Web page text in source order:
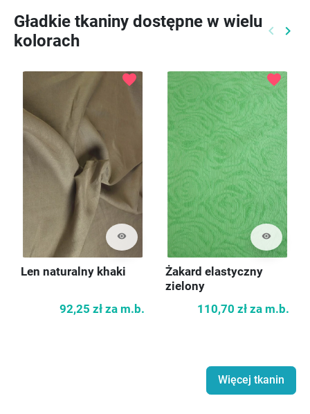
Gładkie tkaniny dostępne w wielu
kolorach
keyboard_arrow_left keyboard_arrow_right
visibility
favorite
Len naturalny khaki
92,25 zł za m.b.
visibility
favorite
Żakard elastyczny
zielony
110,70 zł za m.b.
Więcej tkanin